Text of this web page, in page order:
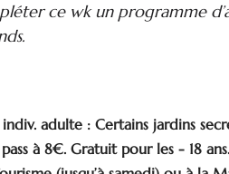
ce wk un programme
adulte : Certains jardins
à 8€. Gratuit pour les - 18